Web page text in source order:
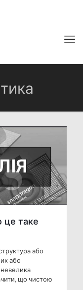
це таке
або
або
невелика
що чистою